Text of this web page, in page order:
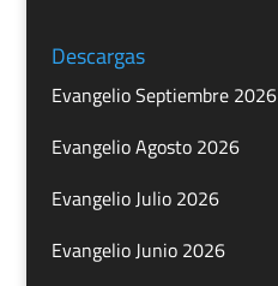
Descargas
Evangelio Septiembre 2026
Evangelio Agosto 2026
Evangelio Julio 2026
Evangelio Junio 2026